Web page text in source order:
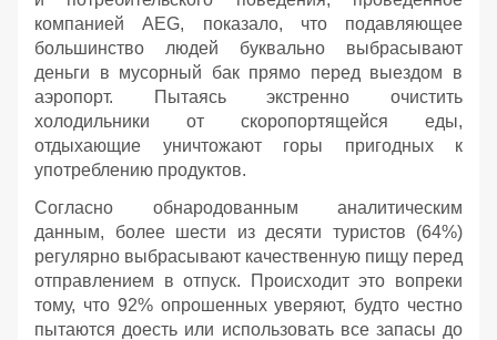
компанией AEG, показало, что подавляющее
большинство людей буквально выбрасывают
деньги в мусорный бак прямо перед выездом в
аэропорт. Пытаясь экстренно очистить
холодильники от скоропортящейся еды,
отдыхающие уничтожают горы пригодных к
употреблению продуктов.
Согласно обнародованным аналитическим
данным, более шести из десяти туристов (64%)
регулярно выбрасывают качественную пищу перед
отправлением в отпуск. Происходит это вопреки
тому, что 92% опрошенных уверяют, будто честно
пытаются доесть или использовать все запасы до